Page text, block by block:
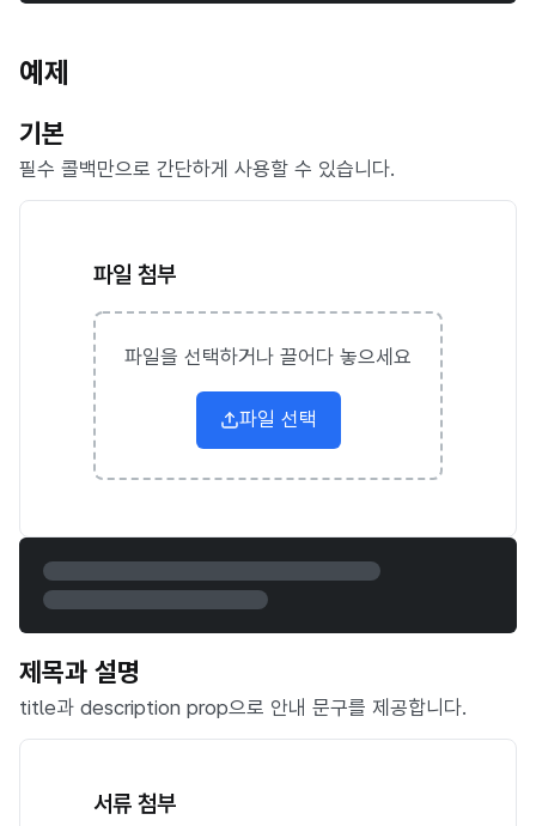
예제
기본
필수 콜백만으로 간단하게 사용할 수 있습니다.
파일 첨부
파일을 선택하거나 끌어다 놓으세요
파일 선택
제목과 설명
title과 description prop으로 안내 문구를 제공합니다.
서류 첨부